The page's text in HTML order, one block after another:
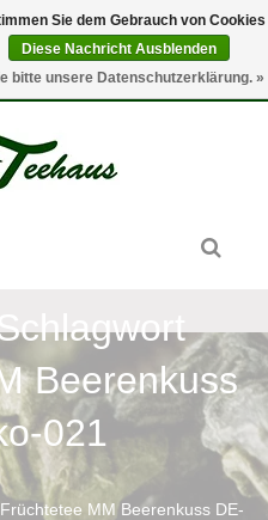
Beerenkuss
021
Früchtetee MM Beerenkuss DE-
Sie dem Gebrauch von Cookies
Diese Nachricht Ausblenden
bitte unsere Datenschutzerklärung. »